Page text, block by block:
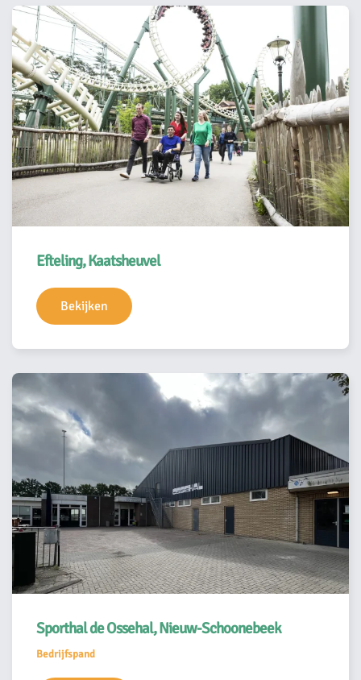
Efteling, Kaatsheuvel
Bekijken
Sporthal de Ossehal, Nieuw-Schoonebeek
Bedrijfspand